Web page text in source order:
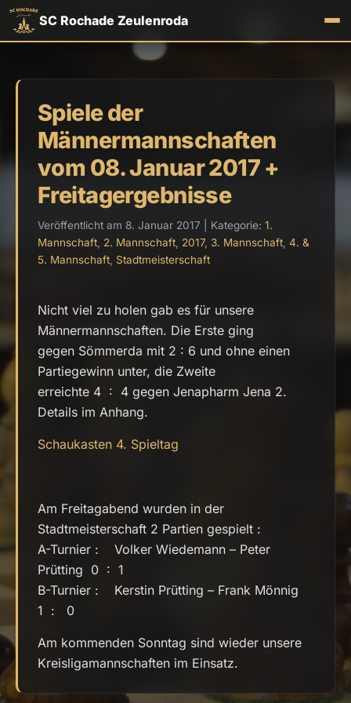
SC Rochade Zeulenroda
Spiele der
Männermannschaften
vom 08. Januar 2017 +
Freitagergebnisse
Veröffentlicht am 8. Januar 2017 | Kategorie: 1.
Mannschaft 2. Mannschaft 2017, 3. Mannschaft 4. &
5. Mannschaft Stadtmeisterschaft
Nicht viel zu holen gab es für unsere
Männermannschaften. Die Erste ging
gegen Sömmerda mit 2 : 6 und ohne einen
Partiegewinn unter, die Zweite
erreichte 4 : 4 gegen Jenapharm Jena 2.
Details im Anhang.
Schaukasten 4. Spieltag
Am Freitagabend wurden in der
Stadtmeisterschaft 2 Partien gespielt :
A-Turnier : Volker Wiedemann – Peter
Prütting 0 : 1
B-Turnier : Kerstin Prütting – Frank Mönnig
1 : 0
Am kommenden Sonntag sind wieder unsere
Kreisligamannschaften im Einsatz.